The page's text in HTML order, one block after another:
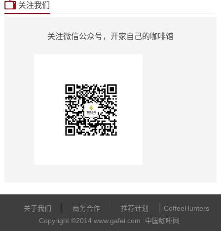
关注我们
关注微信公众号，开家自己的咖啡馆
关于我们 商务合作 推荐计划
CoffeeHunters
Copyright ©2014 www.gafei.com
中国咖啡网